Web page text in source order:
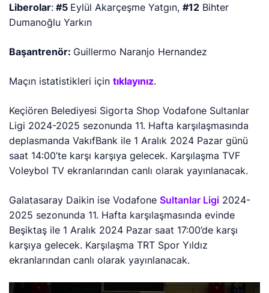
Liberolar: #5 Eylül Akarçeşme Yatgın,#12 Bihter
Dumanoğlu Yarkın
Başantrenör: Guillermo Naranjo Hernandez
Maçın istatistikleri içintıklayınız.
Keçiören Belediyesi Sigorta Shop Vodafone Sultanlar
Ligi 2024-2025 sezonunda 11. Hafta karşılaşmasında
deplasmanda VakıfBank ile 1 Aralık 2024 Pazar günü
saat 14:00’te karşı karşıya gelecek. Karşılaşma TVF
Voleybol TV ekranlarından canlı olarak yayınlanacak.
Galatasaray Daikin ise VodafoneSultanlar Ligi 2024-
2025 sezonunda 11. Hafta karşılaşmasında evinde
Beşiktaş ile 1 Aralık 2024 Pazar saat 17:00’de karşı
karşıya gelecek. Karşılaşma TRT Spor Yıldız
ekranlarından canlı olarak yayınlanacak.